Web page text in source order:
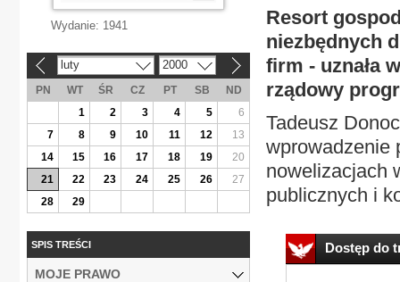
Resort
niezbędnych
firm - uznała
rządowy
Tadeusz
wprowadzenie
nowelizacjach
publicznych i
Dostęp do
Wydanie: 1941
luty 2000
PN WT ŚR CZ PT SB
ND
1
2 3 4 5
6
7
8 9 10 11 12
13
14
15 16 17 18 19
20
21
22 23 24 25 26
27
28
29
SPIS TREŚCI
MOJE PRAWO